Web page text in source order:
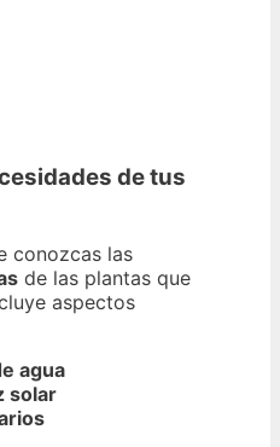
de tus
conozcas las
de las plantas que
aspectos
agua
solar